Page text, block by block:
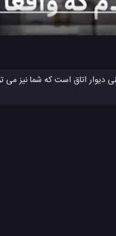
اتاق است که شما نیز
این روش نمونه آن را درست
نیز به چیزهای زیادی نیاز